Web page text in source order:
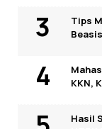
Tips
KKN,
Hasil